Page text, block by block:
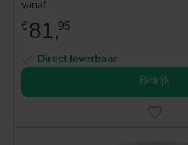
vanaf
€ 81,95
Direct leverbaar
Bekijk